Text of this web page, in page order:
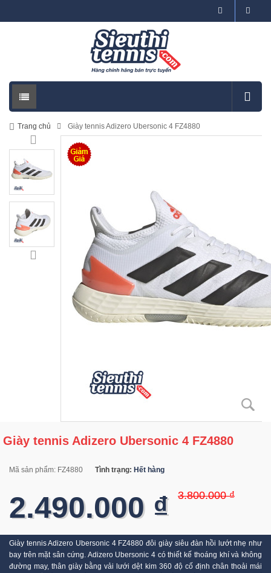
Trang chủ Giày tennis Adizero Ubersonic 4 FZ4880
Giày tennis Adizero Ubersonic 4 FZ4880
Mã sản phẩm: FZ4880 Tình trạng: Hết hàng
3.800.000 ₫
2.490.000 ₫
Giày tennis Adizero Ubersonic 4 FZ4880 đôi giày siêu đàn hồi lướt nhẹ như
bay trên mặt sân cứng. Adizero Ubersonic 4 có thiết kế thoáng khí và không
đường may, thân giày bằng vải lưới dệt kim 360 độ cố định chân thoải mái